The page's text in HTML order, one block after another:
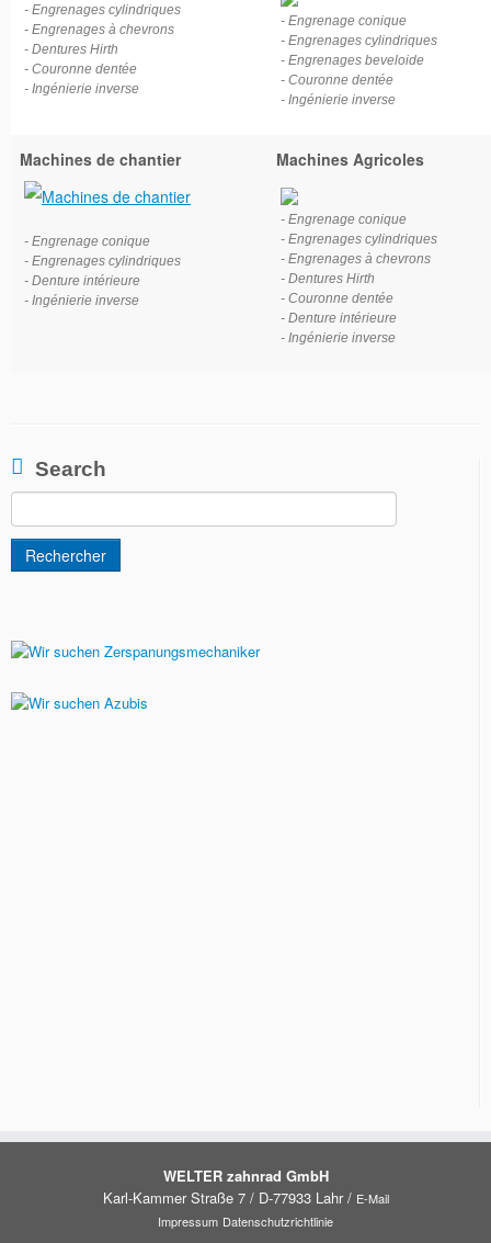
- Engrenages cylindriques
- Engrenages à chevrons
- Dentures Hirth
- Couronne dentée
- Ingénierie inverse
- Engrenage conique
- Engrenages cylindriques
- Engrenages beveloide
- Couronne dentée
- Ingénierie inverse
Machines de chantier
- Engrenage conique
- Engrenages cylindriques
- Denture intérieure
- Ingénierie inverse
Machines Agricoles
- Engrenage conique
- Engrenages cylindriques
- Engrenages à chevrons
- Dentures Hirth
- Couronne dentée
- Denture intérieure
- Ingénierie inverse
Search
Rechercher :
WELTER zahnrad GmbH
Karl-Kammer Straße 7 / D-77933 Lahr / E-Mail
Impressum Datenschutzrichtlinie